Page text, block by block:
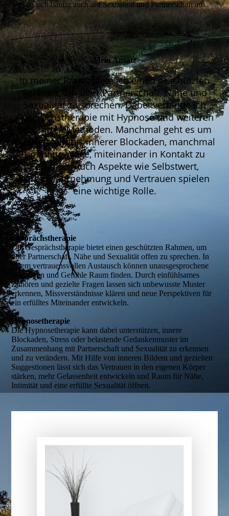
wirken sich häufig auch auf Sexualität und Partnerschaft aus.
Mein Ansatz
In meiner Praxis biete ich einen geschützten
Rahmen, um über Partnerschaft, Nähe und
Sexualität zu sprechen. Dabei verbinde ich
Gesprächstherapie mit Hypnose und weiteren
bewährten Methoden. Manchmal geht es um
das Verständnis innerer Blockaden, manchmal
um neue Wege, miteinander in Kontakt zu
kommen. Auch Aspekte wie Selbstwert,
Körperwahrnehmung und Vertrauen spielen
eine wichtige Rolle.
Gesprächstherapie
Die Gesprächstherapie bietet einen geschützten Rahmen, um
über Partnerschaft, Nähe und Sexualität offen zu sprechen. In
einem vertrauensvollen Austausch können unausgesprochene
Gedanken und Gefühle Raum finden. Durch einfühlsames
Zuhören und gezielte Fragen lassen sich unbewusste Muster
erkennen, Missverständnisse klären und neue Perspektiven für
ein erfülltes Miteinander entwickeln.
Hypnosetherapie
Die Hypnosetherapie kann dabei unterstützen, innere
Blockaden, Stress oder belastende Gedankenmuster im
Zusammenhang mit Partnerschaft und Sexualität zu erkennen
und zu verändern. Mit Hilfe von inneren Bildern und gezielten
Suggestionen lässt sich das Vertrauen in den eigenen Körper
stärken, mehr Gelassenheit entwickeln und Raum für Nähe,
Intimität und eine erfüllte Sexualität öffnen.